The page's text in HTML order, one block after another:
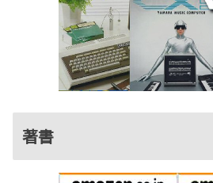
著書